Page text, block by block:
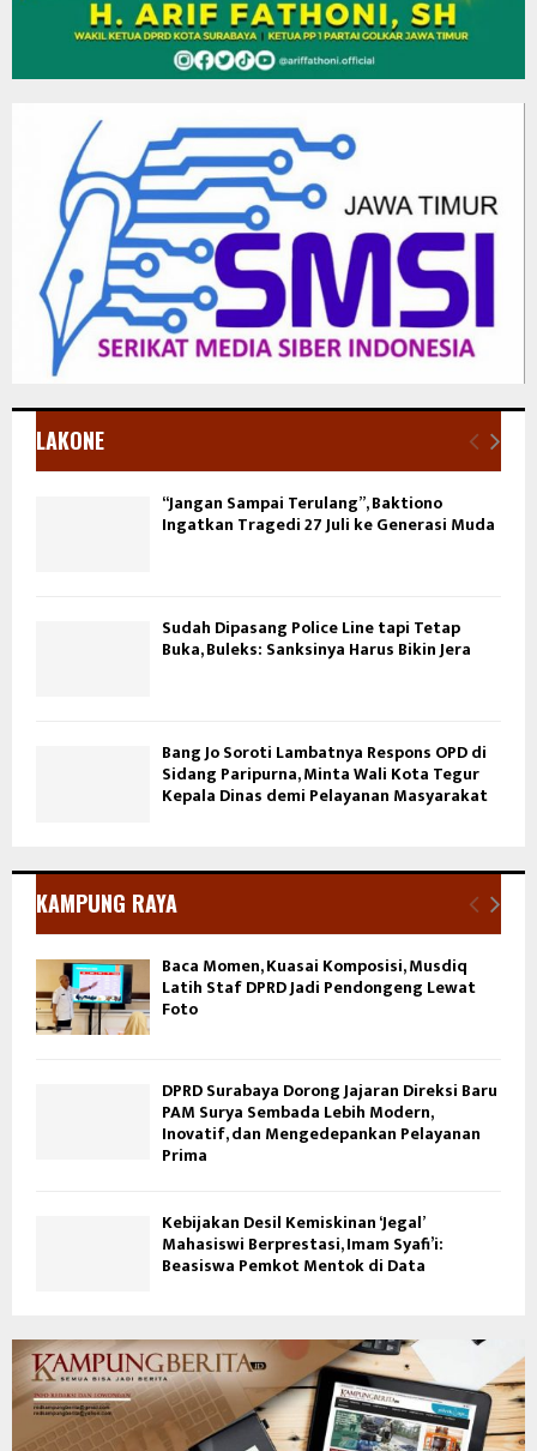
LAKONE
“Jangan Sampai Terulang”, Baktiono
Ingatkan Tragedi 27 Juli ke Generasi Muda
Sudah Dipasang Police Line tapi Tetap
Buka, Buleks: Sanksinya Harus Bikin Jera
Bang Jo Soroti Lambatnya Respons OPD di
Sidang Paripurna, Minta Wali Kota Tegur
Kepala Dinas demi Pelayanan Masyarakat
KAMPUNG RAYA
Baca Momen, Kuasai Komposisi, Musdiq
Latih Staf DPRD Jadi Pendongeng Lewat
Foto
DPRD Surabaya Dorong Jajaran Direksi Baru
PAM Surya Sembada Lebih Modern,
Inovatif, dan Mengedepankan Pelayanan
Prima
Kebijakan Desil Kemiskinan ‘Jegal’
Mahasiswi Berprestasi, Imam Syafi’i:
Beasiswa Pemkot Mentok di Data